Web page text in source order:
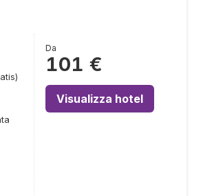
Da
101 €
Visualizza hotel